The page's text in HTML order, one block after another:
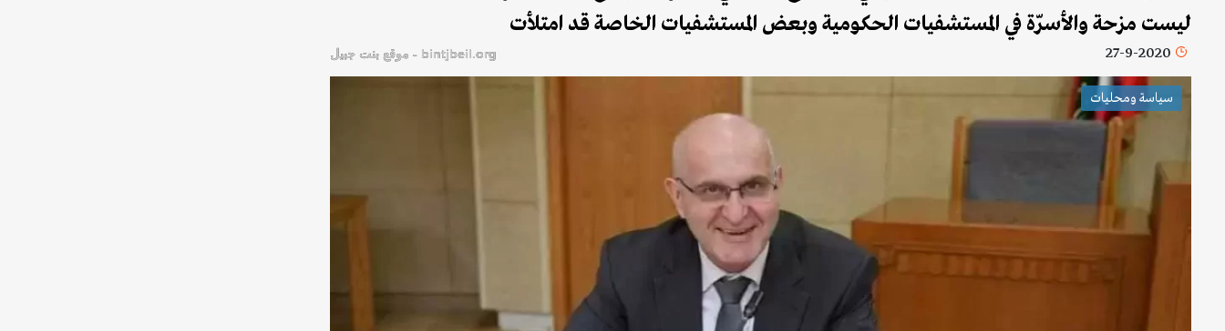
ليست مزحة والأسرّة في المستشفيات الحكومية وبعض المستشفيات الخاصة قد امتلأت
27-9-2020 bintjbeil.org - موقع بنت جبيل
سياسة ومحليات